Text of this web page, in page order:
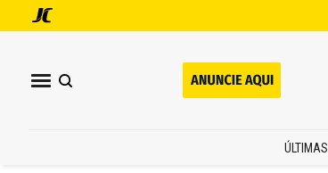
ÚLTIMAS